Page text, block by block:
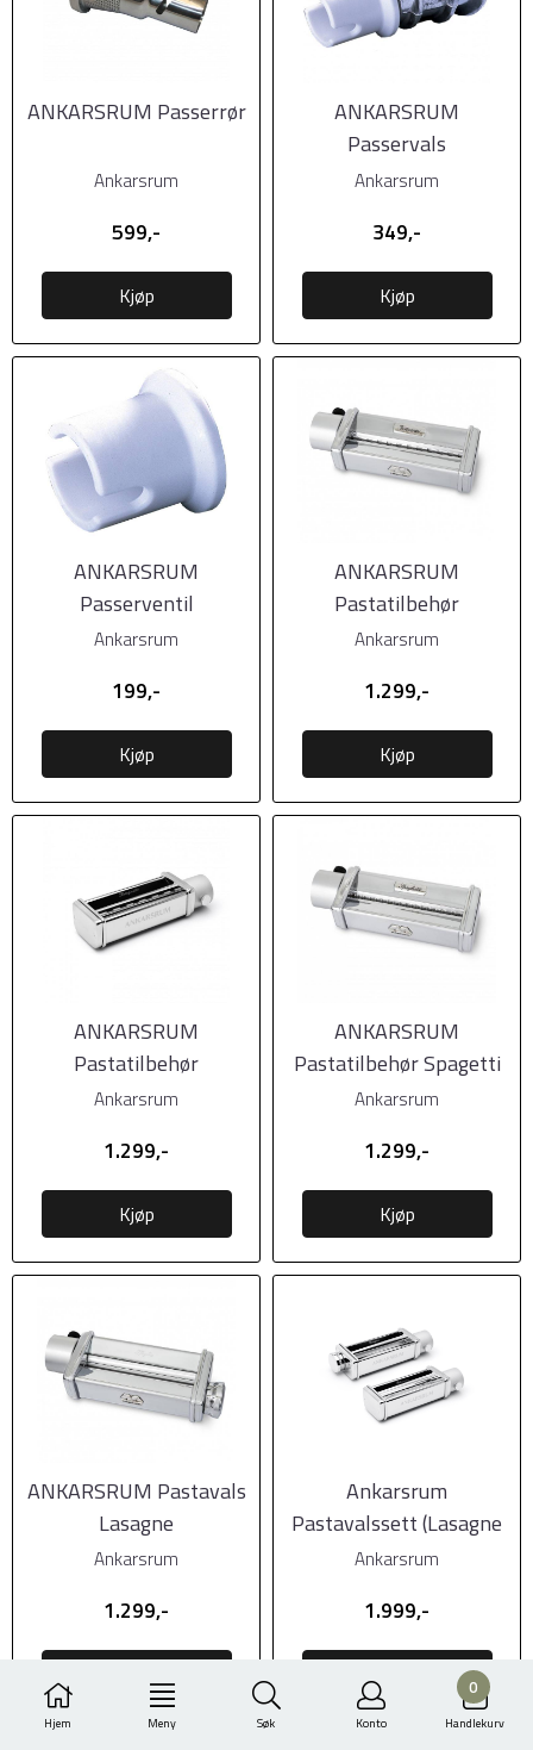
Hjem Meny Søk Konto
0
Handlekurv
ANKARSRUM Passerrør
Ankarsrum
599,-
Kjøp
ANKARSRUM
Passervals
Ankarsrum
349,-
Kjøp
ANKARSRUM
Passerventil
Ankarsrum
199,-
Kjøp
ANKARSRUM
Pastatilbehør
Fettuccine 6mm
Ankarsrum
1.299,-
Kjøp
ANKARSRUM
Pastatilbehør
Lasagnette 10mm
Ankarsrum
1.299,-
Kjøp
ANKARSRUM
Pastatilbehør Spagetti
2mm
Ankarsrum
1.299,-
Kjøp
ANKARSRUM Pastavals
Lasagne
Ankarsrum
1.299,-
Ankarsrum
Pastavalssett (Lasagne
og Fettucine)
Ankarsrum
1.999,-